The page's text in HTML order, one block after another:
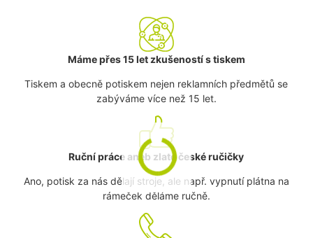
Máme přes 15 let zkušeností s tiskem
Tiskem a obecně potiskem nejen reklamních předmětů se
zabýváme více než 15 let.
Ruční práce aneb zlaté české ručičky
Ano, potisk za nás dělají stroje, ale např. vypnutí plátna na
rámeček děláme ručně.